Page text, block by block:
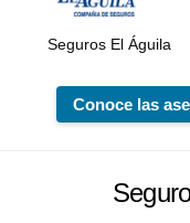
Seguros El Águila
Conoce las